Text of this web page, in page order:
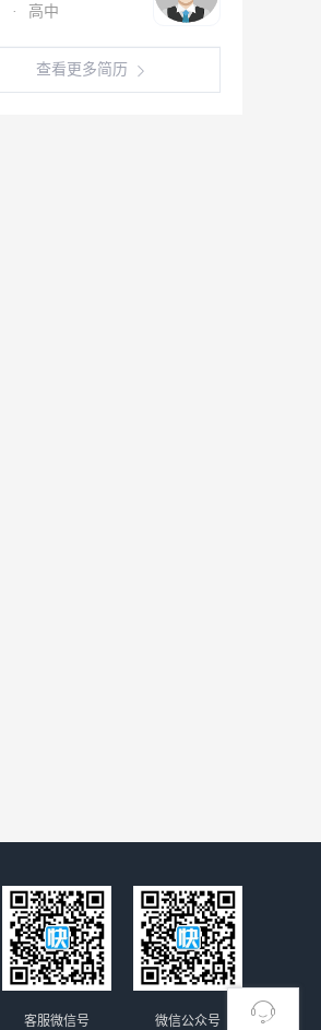
· 高中
查看更多简历
微信公众号
客服微信号